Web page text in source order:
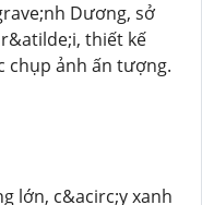
Dương, sở
thiết kế
chụp ảnh ấn tượng.
lớn, c&acirc;y xanh